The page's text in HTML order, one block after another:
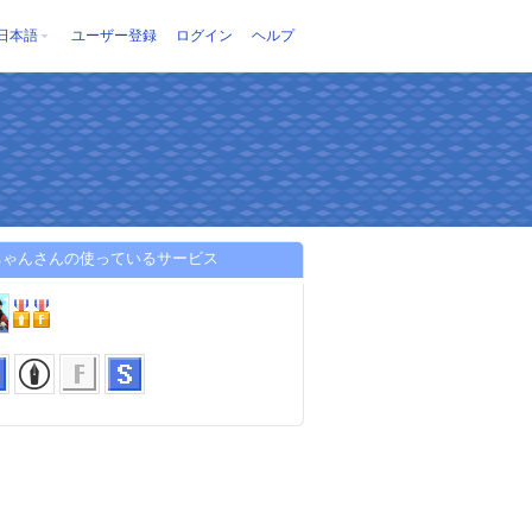
本語 ユーザー登録 ログイン ヘルプ
んさんの使っているサービス